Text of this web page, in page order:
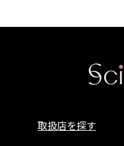
取扱店を探す